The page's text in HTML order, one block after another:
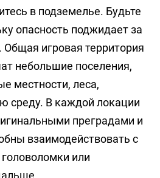
в подземелье. Будьте
опасность поджидает за
игровая территория
небольшие поселения,
местности, леса,
среду. В каждой локации
преградами и
взаимодействовать с
или